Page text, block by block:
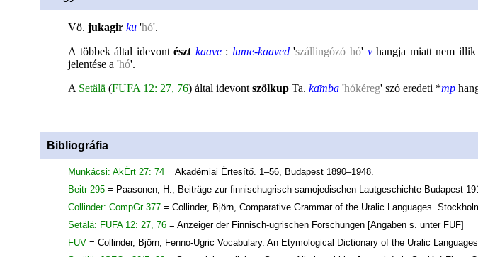
Vö. jukagir ku 'hó'.
A többek által idevontészt kaave : lume-kaaved'szállingózó hó' vhangja miatt nem
jelentése a 'hó'.
A Setälä (FUFA 12: 27, 76) által idevont szölkup Ta. kɑ̄mba 'hókéreg' szó eredeti *mp
Bibliográfia
Munkácsi: AkÉrt 27: 74 = Akadémiai Értesítő. 1–56, Budapest 1890–1948.
Beitr 295 = Paasonen, H., Beiträge zur finnischugrisch-samojedischen Lautgeschichte Budapest
Collinder: CompGr 377 = Collinder, Björn, Comparative Grammar of the Uralic Languages.
Setälä: FUFA 12: 27, 76 = Anzeiger der Finnisch-ugrischen Forschungen [Angaben s. unter FUF]
FUV = Collinder, Björn, Fenno-Ugric Vocabulary. An Etymological Dictionary of the Uralic